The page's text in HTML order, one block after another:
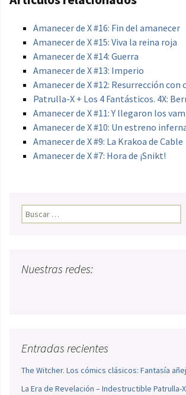
Amanecer de X #16: Fin del amanecer
Amanecer de X #15: Viva la reina roja
Amanecer de X #14: Guerra
Amanecer de X #13: Imperio
Amanecer de X #12: Resurrección con
Patrulla-X + Los 4 Fantásticos. 4X:
Amanecer de X #11: Y llegaron los
Amanecer de X #10: Un estreno
Amanecer de X #9: La Krakoa de Cable
Amanecer de X #7: Hora de ¡Snikt!
Buscar:
Nuestras redes:
Entradas recientes
The Witcher. Los cómics clásicos: Fantasía
La Era de Revelación – Indestructible Patrulla-